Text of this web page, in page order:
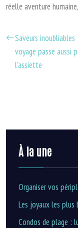
réelle aventure
Saveurs inoubliables
voyage passe aussi
l’assiette
À la une
Organiser vos
Les joyaux les plus
Condos de plage :